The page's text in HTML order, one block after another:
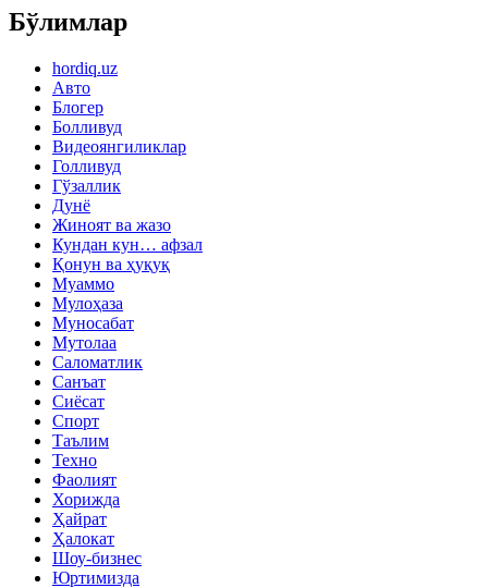
Бўлимлар
hordiq.uz
Авто
Блогер
Болливуд
Видеоянгиликлар
Голливуд
Гўзаллик
Дунё
Жиноят ва жазо
Кундан кун… афзал
Қонун ва ҳуқуқ
Муаммо
Мулоҳаза
Муносабат
Мутолаа
Саломатлик
Санъат
Сиёсат
Спорт
Таълим
Техно
Фаолият
Хорижда
Ҳайрат
Ҳалокат
Шоу-бизнес
Юртимизда